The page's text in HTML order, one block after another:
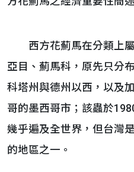
西方花薊馬在分類上屬
亞目、薊馬科，原先只分
科塔州與德州以西，以及
哥的墨西哥市；該蟲於
幾乎遍及全世界，但台灣
的地區之一。